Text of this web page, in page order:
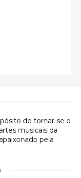
aqui, me
de tornar-se o
musicais da
pela